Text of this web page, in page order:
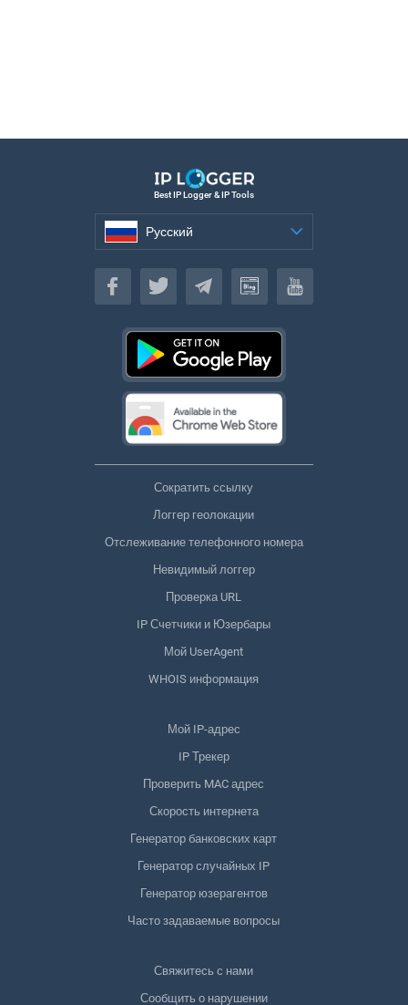
Best IP Logger & IP Tools
Русский
Русский
Сократить ссылку
Логгер геолокации
Отслеживание телефонного номера
Невидимый логгер
Проверка URL
IP Счетчики и Юзербары
Мой UserAgent
WHOIS информация
Мой IP-адрес
IP Трекер
Проверить MAC адрес
Скорость интернета
Генератор банковских карт
Генератор случайных IP
Генератор юзерагентов
Часто задаваемые вопросы
Свяжитесь с нами
Сообщить о нарушении